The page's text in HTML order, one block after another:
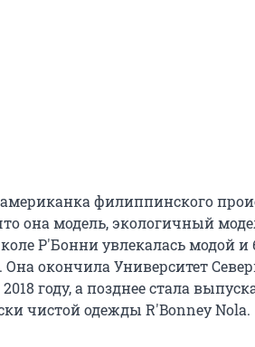
филиппинского
она модель, экологичный
Р'Бонни увлекалась модой и
Она окончила Университет
году, а позднее стала
чистой одежды R'Bonney Nola.